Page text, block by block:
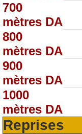
700
mètres DA
800
mètres DA
900
mètres DA
1000
mètres DA
Reprises